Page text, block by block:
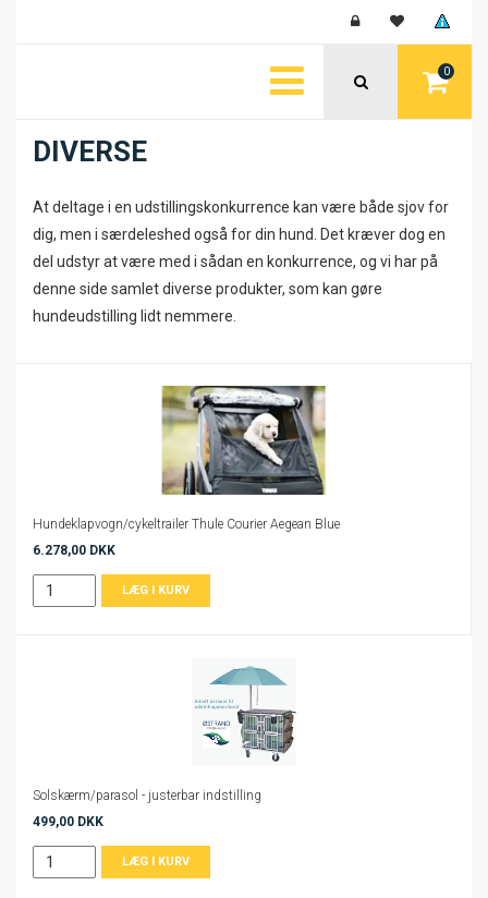
0
DIVERSE
At deltage i en udstillingskonkurrence kan være både sjov for
dig, men i særdeleshed også for din hund. Det kræver dog en
del udstyr at være med i sådan en konkurrence, og vi har på
denne side samlet diverse produkter, som kan gøre
hundeudstilling lidt nemmere.
Hundeklapvogn/cykeltrailer Thule Courier Aegean Blue
6.278,00 DKK
Solskærm/parasol - justerbar indstilling
499,00 DKK